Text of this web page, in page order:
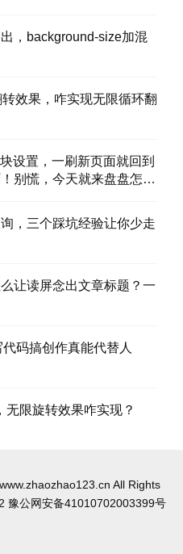
，background-size加混
效果，咋实现无限循环翻
设置，一刷新页面就回到
别慌，今天就来盘盘怎么
，三个踩坑经验让你少走
让读屏念出文章标题？一
码搞创作真能代替人
限旋转效果咋实现？
All Rights
豫公网安备41010702003399号